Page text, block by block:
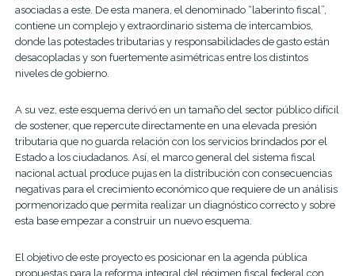
asociadas a este. De esta manera, el denominado “laberinto fiscal”,
contiene un complejo y extraordinario sistema de intercambios,
donde las potestades tributarias y responsabilidades de gasto están
desacopladas y son fuertemente asimétricas entre los distintos
niveles de gobierno.
A su vez, este esquema derivó en un tamaño del sector público difícil
de sostener, que repercute directamente en una elevada presión
tributaria que no guarda relación con los servicios brindados por el
Estado a los ciudadanos. Así, el marco general del sistema fiscal
nacional actual produce pujas en la distribución con consecuencias
negativas para el crecimiento económico que requiere de un análisis
pormenorizado que permita realizar un diagnóstico correcto y sobre
esta base empezar a construir un nuevo esquema.
El objetivo de este proyecto es posicionar en la agenda pública
propuestas para la reforma integral del régimen fiscal federal con